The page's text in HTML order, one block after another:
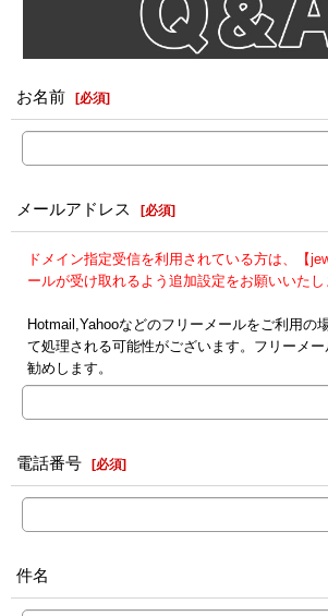
お名前 [必須]
メールアドレス [必須]
ドメイン指定受信を利用されている方は、【
ールが受け取れるよう追加設定をお願いいたし
Hotmail,Yahooなどのフリーメールをご利用の
て処理される可能性がございます。フリーメ
勧めします。
電話番号 [必須]
件名